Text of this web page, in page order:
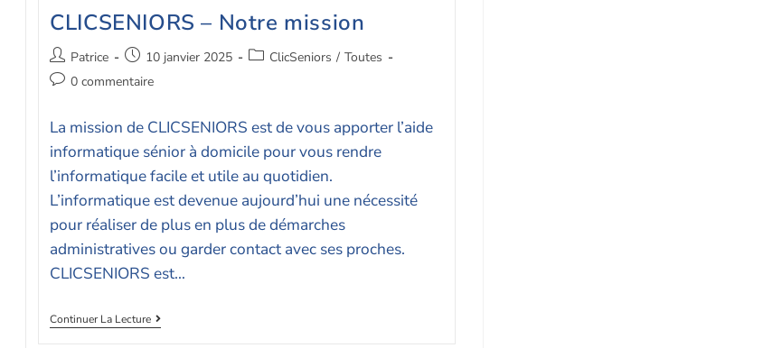
CLICSENIORS – Notre mission
Patrice 10 janvier 2025 ClicSeniors / Toutes
0 commentaire
La mission de CLICSENIORS est de vous apporter l’aide
informatique sénior à domicile pour vous rendre
l’informatique facile et utile au quotidien.
L’informatique est devenue aujourd’hui une nécessité
pour réaliser de plus en plus de démarches
administratives ou garder contact avec ses proches.
CLICSENIORS est…
Continuer La Lecture